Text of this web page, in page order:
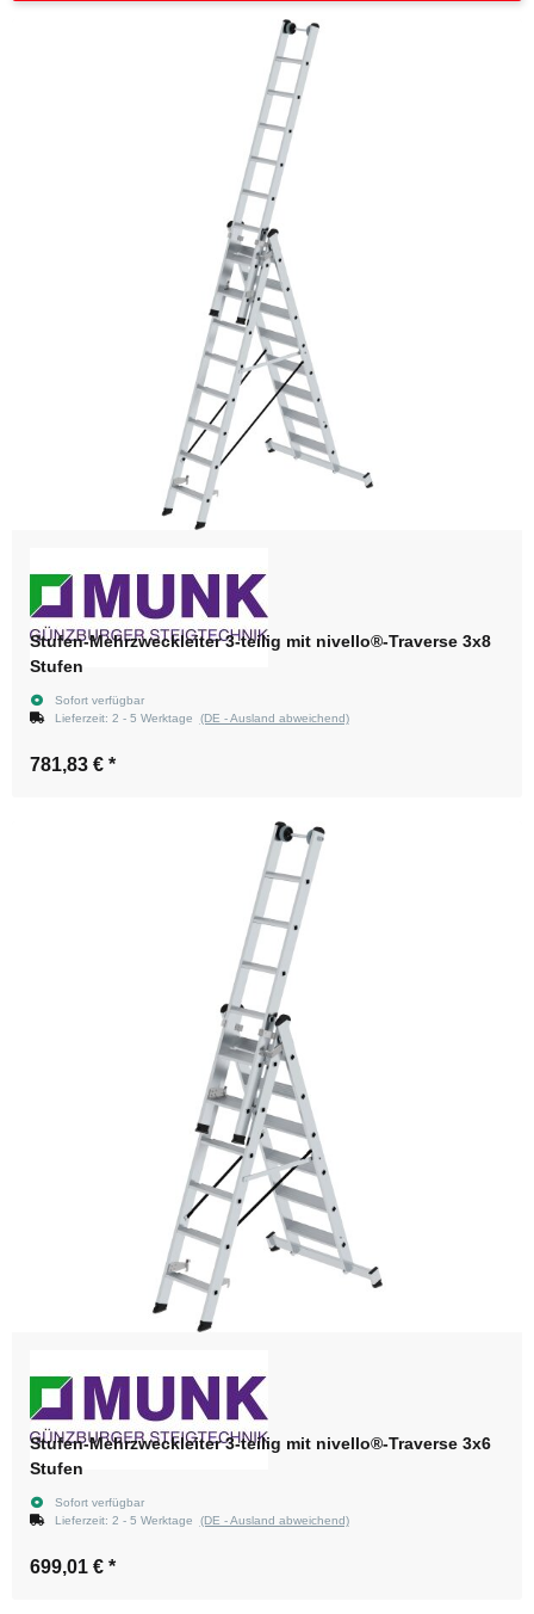
Stufen-Mehrzweckleiter 3-teilig mit nivello®-Traverse 3x8
Stufen
Sofort verfügbar
Lieferzeit: 2 - 5 Werktage (DE - Ausland abweichend)
781,83 € *
Stufen-Mehrzweckleiter 3-teilig mit nivello®-Traverse 3x6
Stufen
Sofort verfügbar
Lieferzeit: 2 - 5 Werktage (DE - Ausland abweichend)
699,01 € *